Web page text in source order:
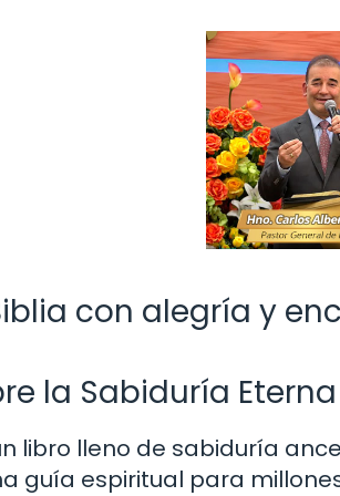
con alegría y
la Sabiduría
libro lleno de sabiduría
guía espiritual para